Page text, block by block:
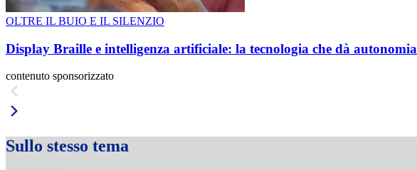
OLTRE IL BUIO E IL SILENZIO
Display Braille e intelligenza artificiale: la tecnologia che dà autonomia
contenuto sponsorizzato
Sullo stesso tema